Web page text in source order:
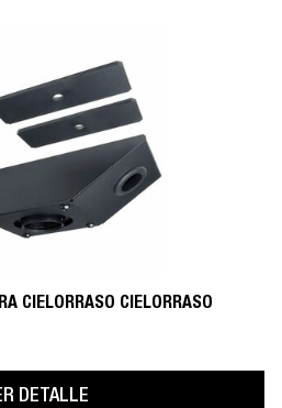
CIELORRASO CIELORRASO
DETALLE